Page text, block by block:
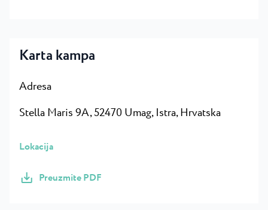
Karta kampa
Adresa
Stella Maris 9A, 52470 Umag, Istra, Hrvatska
Lokacija
Preuzmite PDF